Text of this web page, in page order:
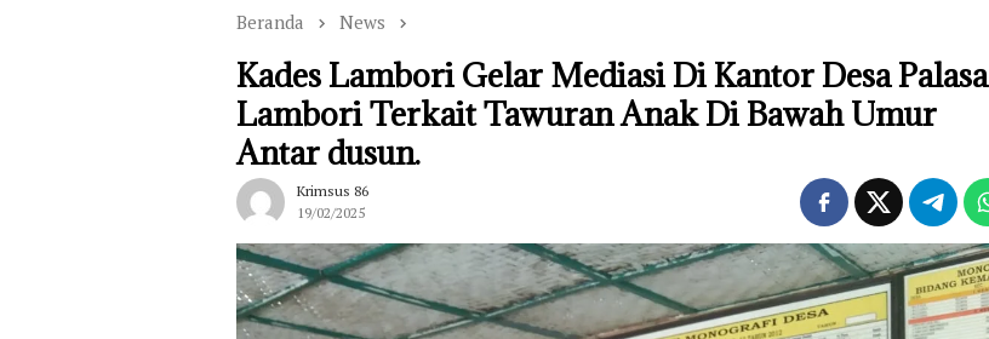
Beranda News
Kades Lambori Gelar Mediasi Di Kantor Desa Palasa
Lambori Terkait Tawuran Anak Di Bawah Umur
Antar dusun.
Krimsus 86
19/02/2025